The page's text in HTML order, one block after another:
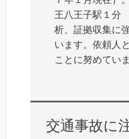
王八王子駅１分
析、証拠収集に
います。依頼人
ことに努めていま
交通事故に